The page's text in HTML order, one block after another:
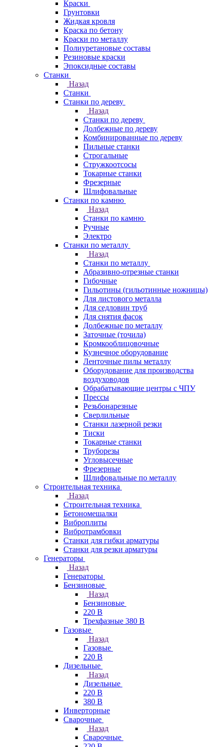
Краски
Грунтовки
Жидкая кровля
Краска по бетону
Краски по металлу
Полиуретановые составы
Резиновые краски
Эпоксидные составы
Станки
Назад
Станки
Станки по дереву
Назад
Станки по дереву
Долбежные по дереву
Комбинированные по дереву
Пильные станки
Строгальные
Стружкоотсосы
Токарные станки
Фрезерные
Шлифовальные
Станки по камню
Назад
Станки по камню
Ручные
Электро
Станки по металлу
Назад
Станки по металлу
Абразивно-отрезные станки
Гибочные
Гильотины (гильотинные ножницы)
Для листового металла
Для седловин труб
Для снятия фасок
Долбежные по металлу
Заточные (точила)
Кромкооблицовочные
Кузнечное оборудование
Ленточные пилы металлу
Оборудование для производства
воздуховодов
Обрабатывающие центры с ЧПУ
Прессы
Резьбонарезные
Сверлильные
Станки лазерной резки
Тиски
Токарные станки
Труборезы
Угловысечные
Фрезерные
Шлифовальные по металлу
Строительная техника
Назад
Строительная техника
Бетономешалки
Виброплиты
Вибротрамбовки
Станки для гибки арматуры
Станки для резки арматуры
Генераторы
Назад
Генераторы
Бензиновые
Назад
Бензиновые
220 В
Трехфазные 380 В
Газовые
Назад
Газовые
220 В
Дизельные
Назад
Дизельные
220 В
380 В
Инверторные
Сварочные
Назад
Сварочные